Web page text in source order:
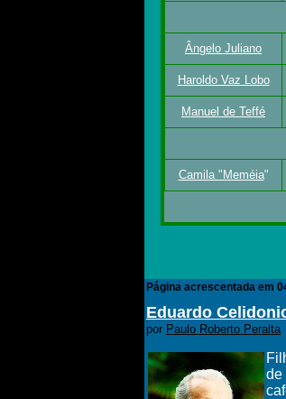
Ângelo Juliano
Haroldo Vaz Lobo
Manuel de Teffé
Camila "Meméia"
Página acrescentada em
Eduardo
por Paulo Roberto Peralta
de